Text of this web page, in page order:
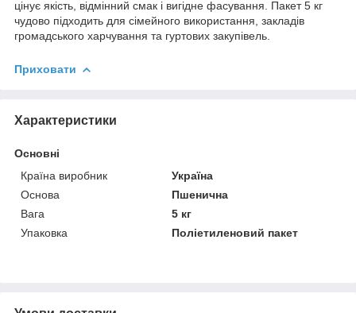
цінує якість, відмінний смак і вигідне фасування. Пакет 5 кг
чудово підходить для сімейного використання, закладів
громадського харчування та гуртових закупівель.
Приховати
Характеристики
Основні
Країна виробник
Україна
Основа
Пшенична
Вага
5 кг
Упаковка
Поліетиленовий пакет